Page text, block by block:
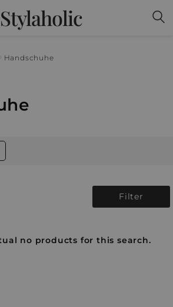
Stylaholic
Handschuhe
Filter
no products for this search.